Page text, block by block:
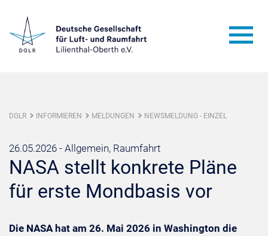
DGLR INFORMIEREN MELDUNGEN NEWSMELDUNG - EINZEL
26.05.2026 - Allgemein, Raumfahrt
NASA stellt konkrete Pläne
für erste Mondbasis vor
Die NASA hat am 26. Mai 2026 in Washington die